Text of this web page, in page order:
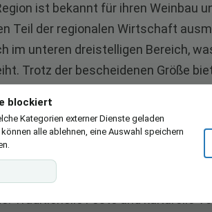
ist bekannt für ihren Weinbau
Teil der regionalen Wirtschaft
im unteren dreistelligen Bereich,
Trotz der bescheidenen Größe
die Besuchern eine
reicht weit zurück, mit Spuren,
Jahrhunderte stetig
Traditionelle Feste und kulturelle
blockiert
Kategorien externer Dienste geladen
alle ablehnen, eine Auswahl speichern